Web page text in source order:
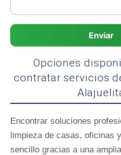
Enviar
Opciones
contratar servicios
Encontrar soluciones
limpieza de casas, oficinas
sencillo gracias a una